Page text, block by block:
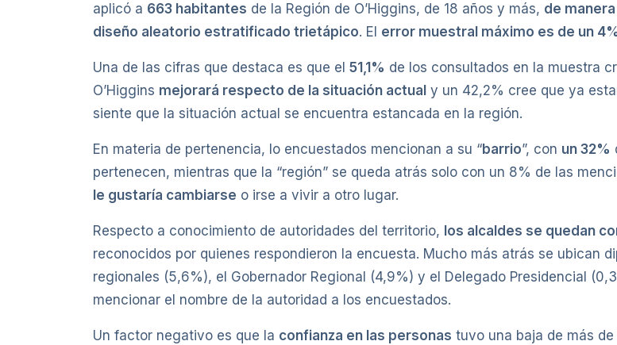
aplicó a 663 habitantes de la Región de O’Higgins, de 18 años y más, de
diseño aleatorio estratificado trietápico. El error muestral máximo es de un
Una de las cifras que destaca es que el 51,1% de los consultados en la muestra
O’Higgins mejorará respecto de la situación actual y un 42,2% cree que ya
siente que la situación actual se encuentra estancada en la región.
En materia de pertenencia, lo encuestados mencionan a su “barrio”, con un 32%
pertenecen, mientras que la “región” se queda atrás solo con un 8% de las
le gustaría cambiarse o irse a vivir a otro lugar.
Respecto a conocimiento de autoridades del territorio, los alcaldes se quedan
reconocidos por quienes respondieron la encuesta. Mucho más atrás se ubican
regionales (5,6%), el Gobernador Regional (4,9%) y el Delegado Presidencial
mencionar el nombre de la autoridad a los encuestados.
Un factor negativo es que la confianza en las personas tuvo una baja de más